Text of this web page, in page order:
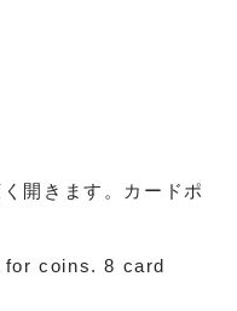
開きます。カードポ
for coins. 8 card